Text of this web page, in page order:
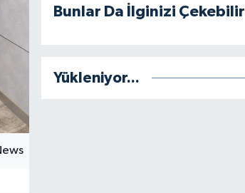
Bunlar Da İlginizi Çekebilir
Yükleniyor...